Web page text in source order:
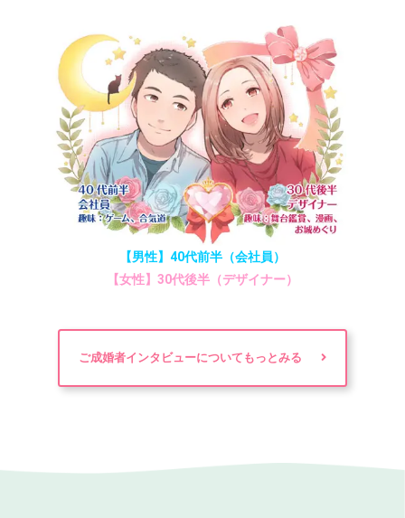
【男性】40代前半（会社員）
【女性】30代後半（デザイナー）
ご成婚者インタビューについてもっとみる